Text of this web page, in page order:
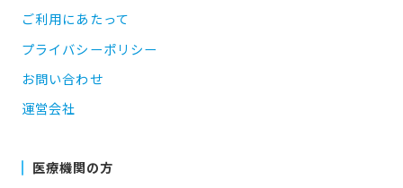
ご利用にあたって
プライバシーポリシー
お問い合わせ
運営会社
医療機関の方